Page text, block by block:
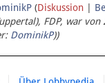
(Diskussion |
FDP, war
DominikP))